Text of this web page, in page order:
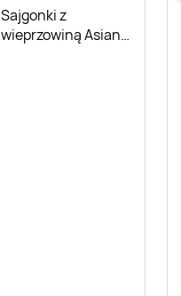
Sajgonki z
wieprzowiną Asian